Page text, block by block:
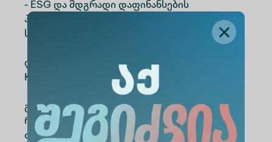
- ESG და მდგრადი დაფინანსების
პროექტების კოორდინატორი
საქართველოს საბანკო ასოციაციაში.
ღონისძიების ბოლოს მოეწყო გამოკითხვა
Kahoot! პლატფორმის მეშვეობით.
გამოვლინდნენ გამარჯვებულები,
რომლებსაც გადაეცათ საჩუქრები,
თითოეულმა მონაწილემ სახელობითი